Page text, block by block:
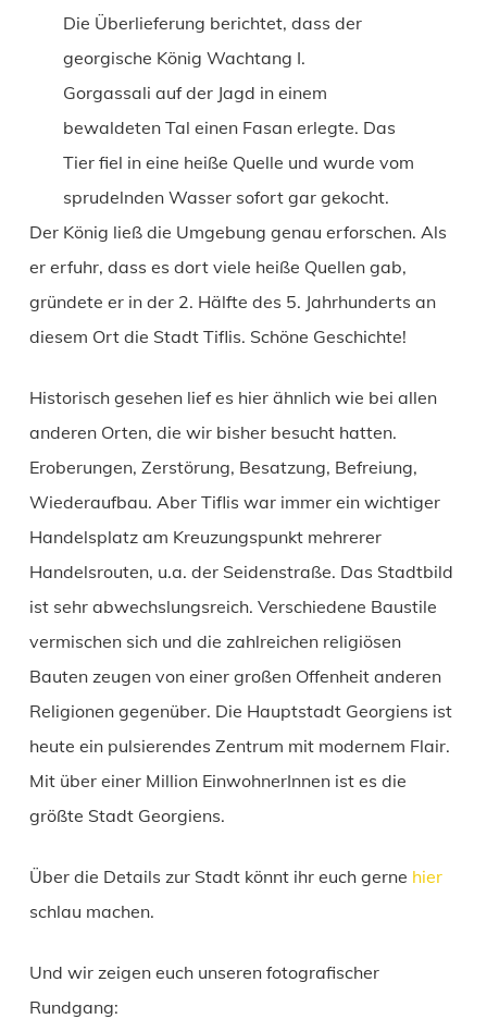
Die Überlieferung berichtet, dass der
georgische König Wachtang I.
Gorgassali auf der Jagd in einem
bewaldeten Tal einen Fasan erlegte. Das
Tier fiel in eine heiße Quelle und wurde vom
sprudelnden Wasser sofort gar gekocht.
Der König ließ die Umgebung genau erforschen. Als
er erfuhr, dass es dort viele heiße Quellen gab,
gründete er in der 2. Hälfte des 5. Jahrhunderts an
diesem Ort die Stadt Tiflis. Schöne Geschichte!
Historisch gesehen lief es hier ähnlich wie bei allen
anderen Orten, die wir bisher besucht hatten.
Eroberungen, Zerstörung, Besatzung, Befreiung,
Wiederaufbau. Aber Tiflis war immer ein wichtiger
Handelsplatz am Kreuzungspunkt mehrerer
Handelsrouten, u.a. der Seidenstraße. Das Stadtbild
ist sehr abwechslungsreich. Verschiedene Baustile
vermischen sich und die zahlreichen religiösen
Bauten zeugen von einer großen Offenheit anderen
Religionen gegenüber. Die Hauptstadt Georgiens ist
heute ein pulsierendes Zentrum mit modernem Flair.
Mit über einer Million EinwohnerInnen ist es die
größte Stadt Georgiens.
Über die Details zur Stadt könnt ihr euch gerne hier
schlau machen.
Und wir zeigen euch unseren fotografischer
Rundgang: